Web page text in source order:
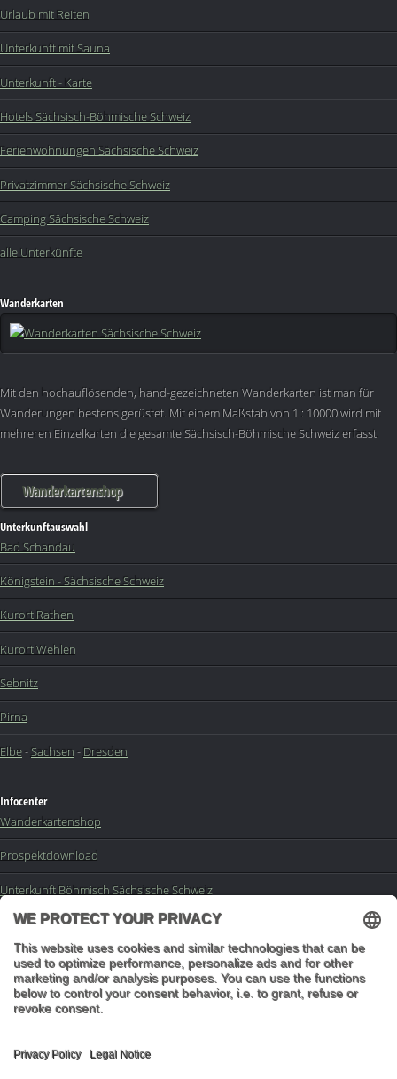
Urlaub mit Reiten
Unterkunft mit Sauna
Unterkunft - Karte
Hotels Sächsisch-Böhmische Schweiz
Ferienwohnungen Sächsische Schweiz
Privatzimmer Sächsische Schweiz
Camping Sächsische Schweiz
alle Unterkünfte
Wanderkarten
Mit den hochauflösenden, hand-gezeichneten Wanderkarten ist man für
Wanderungen bestens gerüstet. Mit einem Maßstab von 1 : 10000 wird mit
mehreren Einzelkarten die gesamte Sächsisch-Böhmische Schweiz erfasst.
Wanderkartenshop
Unterkunftauswahl
Bad Schandau
Königstein - Sächsische Schweiz
Kurort Rathen
Kurort Wehlen
Sebnitz
Pirna
Elbe-Sachsen - Dresden
Infocenter
Wanderkartenshop
Prospektdownload
Unterkunft Böhmisch Sächsische Schweiz
Veranstaltungskalender
Kontakt
Impressum
Mail an die Redaktion